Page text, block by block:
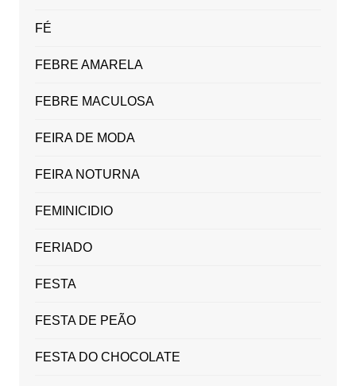
FÉ
FEBRE AMARELA
FEBRE MACULOSA
FEIRA DE MODA
FEIRA NOTURNA
FEMINICIDIO
FERIADO
FESTA
FESTA DE PEÃO
FESTA DO CHOCOLATE